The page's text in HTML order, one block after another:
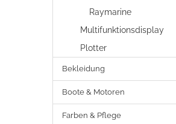
Raymarine
Multifunktionsdisplay
Plotter
Bekleidung
Boote & Motoren
Farben & Pflege